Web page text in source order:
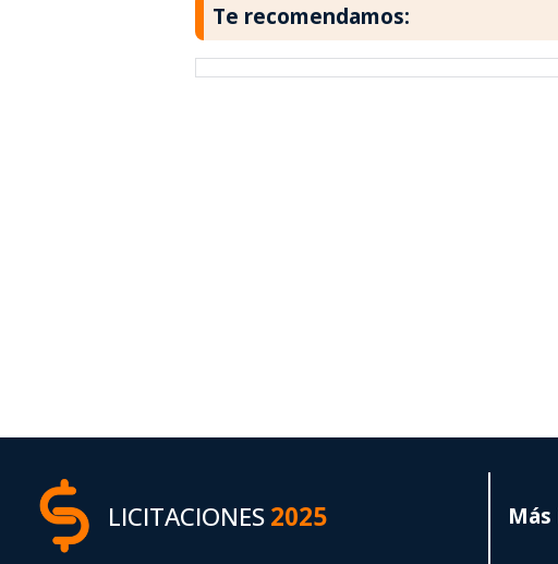
Te recomendamos:
LICITACIONES2025